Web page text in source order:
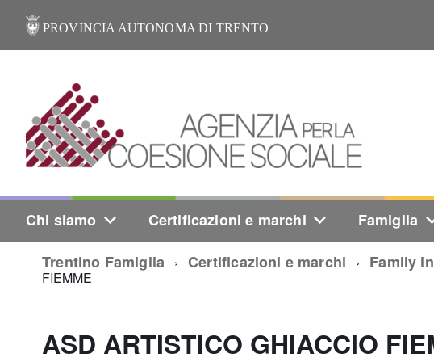
PROVINCIA AUTONOMA DI TRENTO
Chi siamo Certificazioni e marchi Famiglia
Trentino Famiglia
Certificazioni e marchi Family
FIEMME
ASD ARTISTICO GHIACCIO